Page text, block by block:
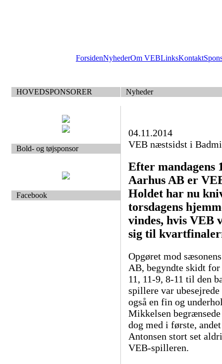
ForsidenNyhederOm VEBLinksKontakt
HOVEDSPONSORER Nyheder
Bold- og tøjsponsor
Facebook
04.11.2014
VEB næstsidst i
Efter mandagens
Aarhus AB er
Holdet har nu
torsdagens
vindes, hvis VEB
sig til
Opgøret mod
AB, begyndte skidt
11, 11-9, 8-11 til den
spillere var
også en fin og
Mikkelsen
dog med i første,
Antonsen stort set
VEB-spilleren.